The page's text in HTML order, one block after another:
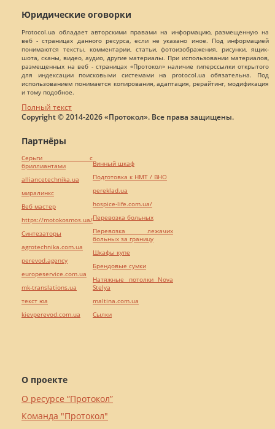
Юридические оговорки
Protocol.ua обладает авторскими правами на информацию, размещенную на
веб - страницах данного ресурса, если не указано иное. Под информацией
понимаются тексты, комментарии, статьи, фотоизображения, рисунки, ящик-
шота, сканы, видео, аудио, другие материалы. При использовании материалов,
размещенных на веб - страницах «Протокол» наличие гиперссылки открытого
для индексации поисковыми системами на protocol.ua обязательна. Под
использованием понимается копирования, адаптация, рерайтинг, модификация
и тому подобное.
Полный текст
Copyright © 2014-2026 «Протокол». Все права защищены.
О проекте
О ресурсе “Протокол”
Команда "Протокол"
Партнёры
Серьги с
бриллиантами
alliancetechnika.ua
миралинкс
Веб мастер
https://motokosmos.ua/
Синтезаторы
agrotechnika.com.ua
perevod.agency
europeservice.com.ua
mk-translations.ua
текст юа
kievperevod.com.ua
Винный шкаф
Подготовка к НМТ / ВНО
pereklad.ua
hospice-life.com.ua/
Перевозка больных
Перевозка лежачих
больных за границу
Шкафы купе
Брендовые сумки
Натяжные потолки Nova
Stelya
maltina.com.ua
Cылки